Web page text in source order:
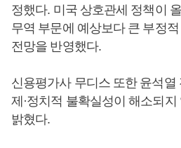
정했다. 미국 상호관세 정책이
무역 부문에 예상보다 큰 부정
전망을 반영했다.
신용평가사 무디스 또한 윤석열
제·정치적 불확실성이 해소되지
밝혔다.